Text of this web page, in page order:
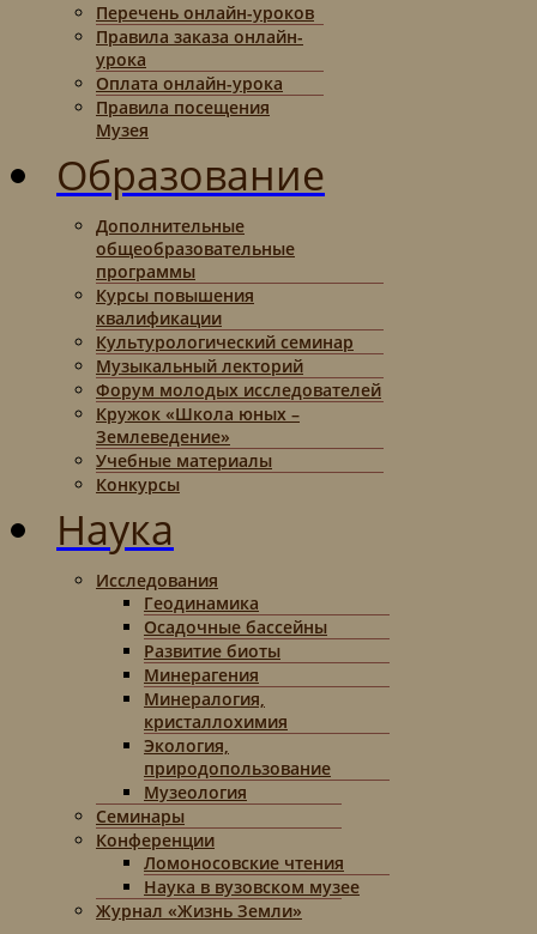
Перечень онлайн-уроков
Правила заказа онлайн-
урока
Оплата онлайн-урока
Правила посещения
Музея
Образование
Дополнительные
общеобразовательные
программы
Курсы повышения
квалификации
Культурологический семинар
Музыкальный лекторий
Форум молодых исследователей
Кружок «Школа юных –
Землеведение»
Учебные материалы
Конкурсы
Наука
Исследования
Геодинамика
Осадочные бассейны
Развитие биоты
Минерагения
Минералогия,
кристаллохимия
Экология,
природопользование
Музеология
Семинары
Конференции
Ломоносовские чтения
Наука в вузовском музее
Журнал «Жизнь Земли»